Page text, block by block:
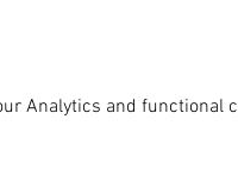
Analytics and functional